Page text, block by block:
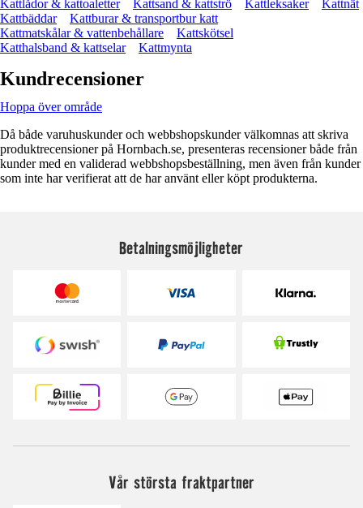
Kattlådor & kattoaletter Kattsand & kattströ Kattleksaker
Kattnät
Kattbäddar
Kattburar & transportbur katt
Kattmatskålar & vattenbehållare
Kattskötsel
Katthalsband & kattselar
Kattmynta
Kundrecensioner
Hoppa över område
Då både varuhuskunder och webbshopskunder välkomnas att skriva
produktrecensioner på Hornbach.se, presenteras recensioner både från
kunder med en validerad webbshopsbeställning, men även från kunder
som inte har verifierat att de har använt eller köpt produkterna.
Betalningsmöjligheter
Vår största fraktpartner